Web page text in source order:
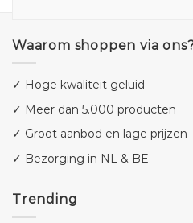
Waarom shoppen via
✓ Hoge kwaliteit geluid
✓ Meer dan 5.000 producten
✓ Groot aanbod en lage prijzen
✓ Bezorging in NL & BE
Trending